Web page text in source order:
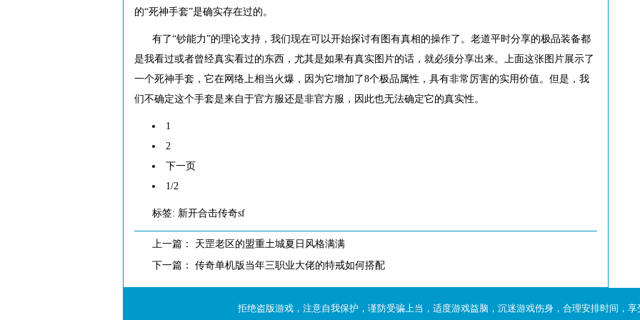
的“死神手套”是确实存在过的。
有了“钞能力”的理论支持，我们现在可以开始探讨有图有真相的操作了。老道平时分享的极品装备都
是我看过或者曾经真实看过的东西，尤其是如果有真实图片的话，就必须分享出来。上面这张图片展示了
一个死神手套，它在网络上相当火爆，因为它增加了8个极品属性，具有非常厉害的实用价值。但是，我
们不确定这个手套是来自于官方服还是非官方服，因此也无法确定它的真实性。
1
2
下一页
1/2
标签: 新开合击传奇sf
上一篇： 天罡老区的盟重土城夏日风格满满
下一篇： 传奇单机版当年三职业大佬的特戒如何搭配
拒绝盗版游戏，注意自我保护，谨防受骗上当，适度游戏益脑，沉迷游戏伤身，合理安排时间，享